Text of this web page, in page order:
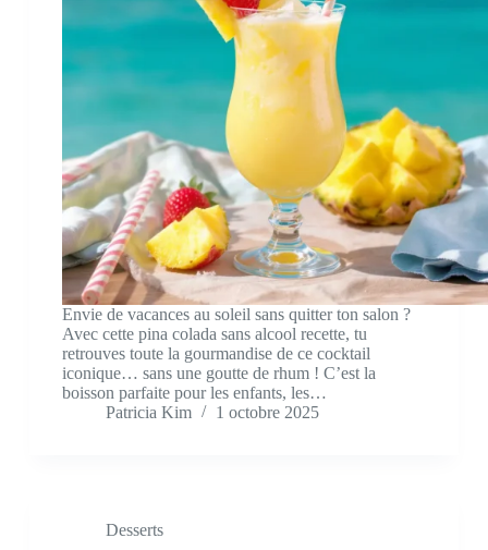
Envie de vacances au soleil sans quitter ton salon ?
Avec cette pina colada sans alcool recette, tu
retrouves toute la gourmandise de ce cocktail
iconique… sans une goutte de rhum ! C’est la
boisson parfaite pour les enfants, les…
Patricia Kim
1 octobre 2025
Desserts